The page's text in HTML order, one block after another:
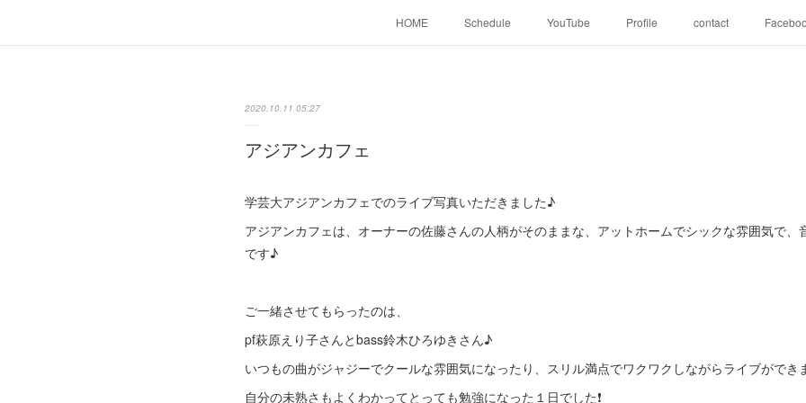
HOME Schedule YouTube Profile contact
2020.10.11 05:27
アジアンカフェ
学芸大アジアンカフェでのライブ写真いただきました♪
アジアンカフェは、オーナーの佐藤さんの人柄がそのままな、アットホームでシックな雰囲気で、
です♪
ご一緒させてもらったのは、
pf萩原えり子さんとbass鈴木ひろゆきさん♪
いつもの曲がジャジーでクールな雰囲気になったり、スリル満点でワクワクしながらライブがで
自分の未熟さもよくわかってとっても勉強になった１日でした❗️